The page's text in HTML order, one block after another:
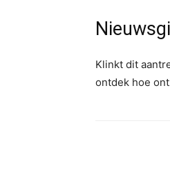
Klinkt dit
ontdek hoe